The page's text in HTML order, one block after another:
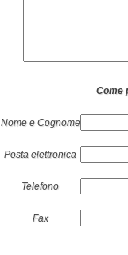
Come
Nome e Cognome
Posta elettronica
Telefono
Fax